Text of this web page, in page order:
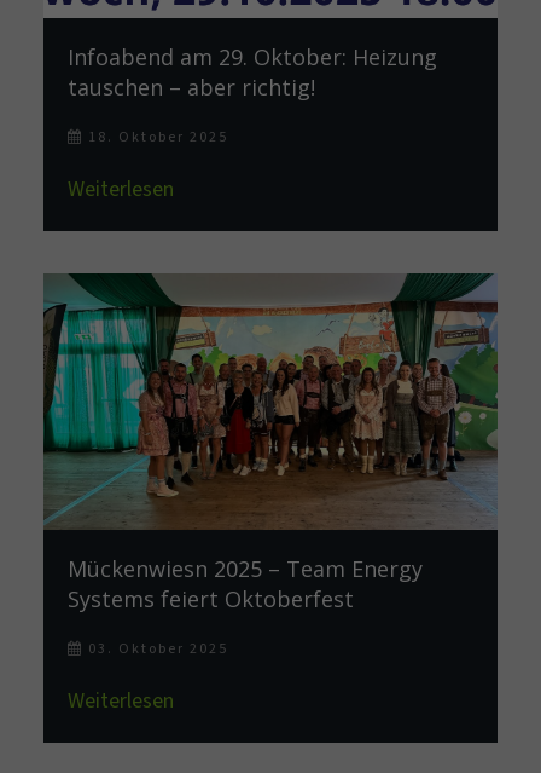
Infoabend am 29. Oktober: Heizung
tauschen – aber richtig!
18. Oktober 2025
Weiterlesen
Mückenwiesn 2025 – Team Energy
Systems feiert Oktoberfest
03. Oktober 2025
Weiterlesen